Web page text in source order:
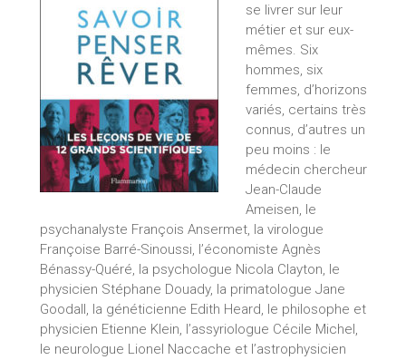
se livrer sur leur
métier et sur eux-
mêmes. Six
hommes, six
femmes, d’horizons
variés, certains très
connus, d’autres un
peu moins : le
médecin chercheur
Jean-Claude
Ameisen, le
psychanalyste François Ansermet, la virologue
Françoise Barré-Sinoussi, l’économiste Agnès
Bénassy-Quéré, la psychologue Nicola Clayton, le
physicien Stéphane Douady, la primatologue Jane
Goodall, la généticienne Edith Heard, le philosophe et
physicien Etienne Klein, l’assyriologue Cécile Michel,
le neurologue Lionel Naccache et l’astrophysicien